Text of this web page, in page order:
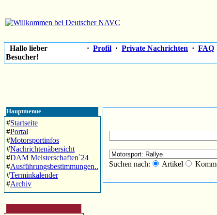
Hallo lieber
Besucher!
· Profil · Private Nachrichten · FAQ
Hauptmenue
#Startseite
#Portal
#Motorsportinfos
#Nachrichtenäbersicht
#DAM Meisterschaften`24
#Ausführungsbestimmungen..
#Terminkalender
#Archiv
Suchen nach: Artikel